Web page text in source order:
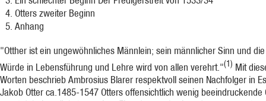
Otters zweiter Beginn
Anhang
"Otther ist ein ungewöhnliches Männlein; sein männlicher Sinn und
Würde in Lebensführung und Lehre wird von allen verehrt."(1) Mit
Worten beschrieb Ambrosius Blarer respektvoll seinen Nachfolger in
Jakob Otter ca.1485-1547 Otters offensichtlich wenig beeindruckende